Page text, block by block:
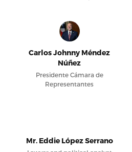
Carlos Johnny Méndez
Núñez
Presidente Cámara de
Representantes
Mr. Eddie López Serrano